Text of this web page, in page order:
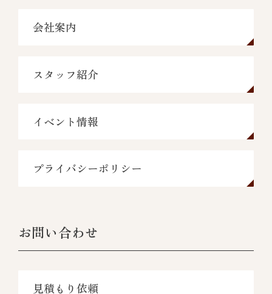
会社案内
スタッフ紹介
イベント情報
プライバシーポリシー
お問い合わせ
見積もり依頼